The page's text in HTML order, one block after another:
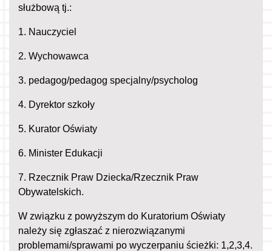
służbową tj.:
1. Nauczyciel
2. Wychowawca
3. pedagog/pedagog specjalny/psycholog
4. Dyrektor szkoły
5. Kurator Oświaty
6. Minister Edukacji
7. Rzecznik Praw Dziecka/Rzecznik Praw
Obywatelskich.
W związku z powyższym do Kuratorium Oświaty
należy się zgłaszać z nierozwiązanymi
problemami/sprawami po wyczerpaniu ścieżki: 1,2,3,4.